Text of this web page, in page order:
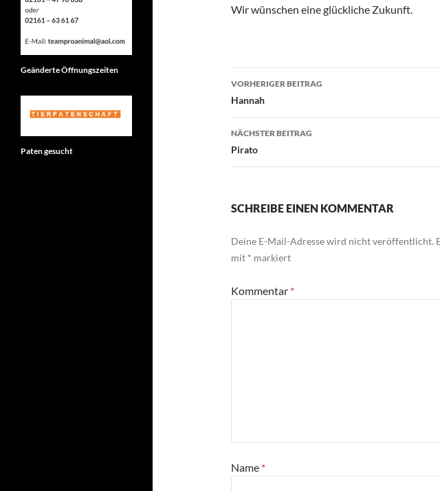
Wir wünschen eine glückliche Zukunft.
Beitragsnavigation
VORHERIGER BEITRAG
Hannah
NÄCHSTER BEITRAG
Pirato
SCHREIBE EINEN KOMMENTAR
Deine E-Mail-Adresse wird nicht veröffentlicht.
mit * markiert
Kommentar *
Name *
Geänderte Öffnungszeiten
Paten gesucht